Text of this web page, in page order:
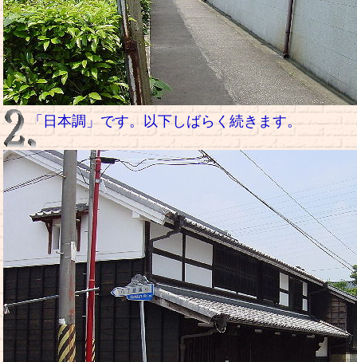
「日本調」です。以下しばらく続きます。